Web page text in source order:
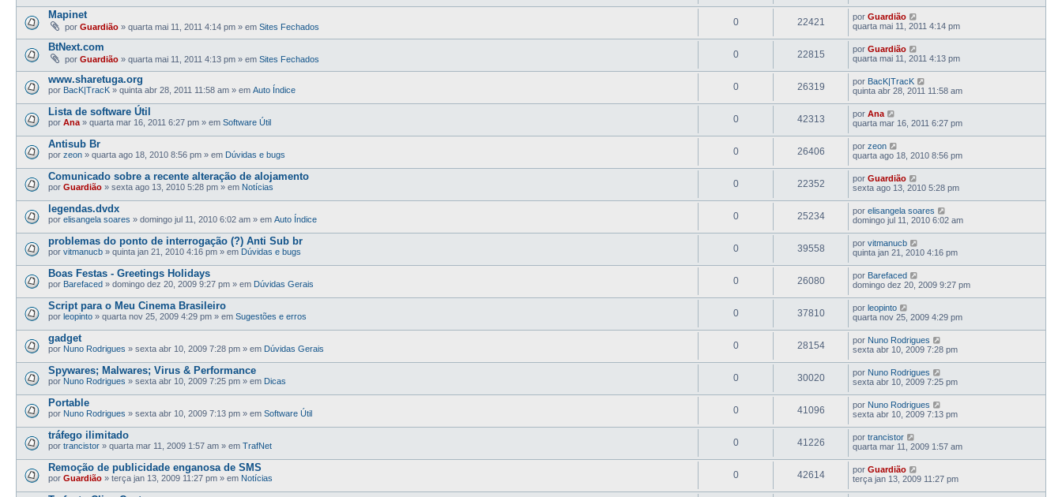
Mapinet
por Guardião » quarta mai 11, 2011 4:14 pm » em Sites Fechados 0 22421 por Guardião
quarta mai 11, 2011 4:14 pm
BtNext.com
por Guardião » quarta mai 11, 2011 4:13 pm » em Sites Fechados 0 22815 por Guardião
quarta mai 11, 2011 4:13 pm
www.sharetuga.org
por BacK|TracK » quinta abr 28, 2011 11:58 am » em Auto Índice 0 26319 por BacK|TracK
quinta abr 28, 2011 11:58 am
Lista de software Útil
por Ana » quarta mar 16, 2011 6:27 pm » em Software Útil 0 42313 por Ana
quarta mar 16, 2011 6:27 pm
Antisub Br
por zeon » quarta ago 18, 2010 8:56 pm » em Dúvidas e bugs 0 26406 por zeon
quarta ago 18, 2010 8:56 pm
Comunicado sobre a recente alteração de alojamento
por Guardião » sexta ago 13, 2010 5:28 pm » em Notícias 0 22352 por Guardião
sexta ago 13, 2010 5:28 pm
legendas.dvdx
por elisangela soares » domingo jul 11, 2010 6:02 am » em Auto Índice 0 25234 por elisangela soares
domingo jul 11, 2010 6:02 am
problemas do ponto de interrogação (?) Anti Sub br
por vitmanucb » quinta jan 21, 2010 4:16 pm » em Dúvidas e bugs 0 39558 por vitmanucb
quinta jan 21, 2010 4:16 pm
Boas Festas - Greetings Holidays
por Barefaced » domingo dez 20, 2009 9:27 pm » em Dúvidas Gerais 0 26080 por Barefaced
domingo dez 20, 2009 9:27 pm
Script para o Meu Cinema Brasileiro
por leopinto » quarta nov 25, 2009 4:29 pm » em Sugestões e erros 0 37810 por leopinto
quarta nov 25, 2009 4:29 pm
gadget
por Nuno Rodrigues » sexta abr 10, 2009 7:28 pm » em Dúvidas Gerais 0 28154 por Nuno Rodrigues
sexta abr 10, 2009 7:28 pm
Spywares; Malwares; Virus & Performance
por Nuno Rodrigues » sexta abr 10, 2009 7:25 pm » em Dicas 0 30020 por Nuno Rodrigues
sexta abr 10, 2009 7:25 pm
Portable
por Nuno Rodrigues » sexta abr 10, 2009 7:13 pm » em Software Útil 0 41096 por Nuno Rodrigues
sexta abr 10, 2009 7:13 pm
tráfego ilimitado
por trancistor » quarta mar 11, 2009 1:57 am » em TrafNet 0 41226 por trancistor
quarta mar 11, 2009 1:57 am
Remoção de publicidade enganosa de SMS
por Guardião » terça jan 13, 2009 11:27 pm » em Notícias 0 42614 por Guardião
terça jan 13, 2009 11:27 pm